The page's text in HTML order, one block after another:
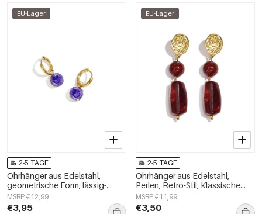
EU-Lager
2-5 TAGE
Ohrhänger aus Edelstahl,
geometrische Form, lässig-
schlichte Serie, Damenschmuck
MSRP €12,99
€3,95
EU-Lager
2-5 TAGE
Ohrhänger aus Edelstahl,
Perlen, Retro-Stil, Klassische
Serie, Damenschmuck
MSRP €11,99
€3,50